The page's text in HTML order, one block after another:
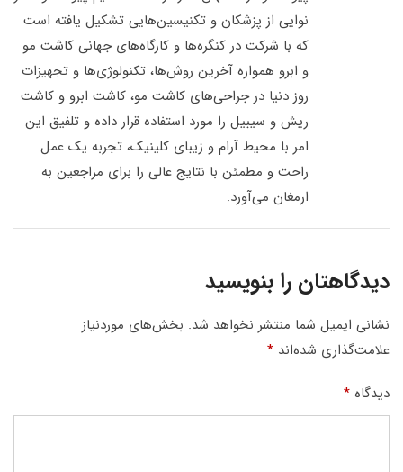
نوایی از پزشکان و تکنیسین‌هایی تشکیل یافته است
که با شرکت در کنگره‌ها و کارگاه‌های جهانی کاشت مو
و ابرو همواره آخرین روش‌ها، تکنولوژی‌ها و تجهیزات
روز دنیا در جراحی‌های کاشت مو، کاشت ابرو و کاشت
ریش و سیبیل را مورد استفاده قرار داده و تلفیق این
امر با محیط آرام و زیبای کلینیک، تجربه یک عمل
راحت و مطمئن با نتایج عالی را برای مراجعین به
ارمغان می‌آورد.
دیدگاهتان را بنویسید
نشانی ایمیل شما منتشر نخواهد شد. بخش‌های موردنیاز
علامت‌گذاری شده‌اند *
دیدگاه *